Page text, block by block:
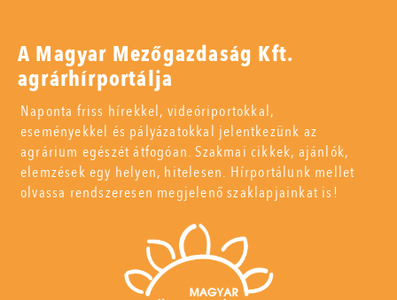
A Magyar Mezőgazdaság Kft.
agrárhírportálja
Naponta friss hírekkel, videóriportokkal,
eseményekkel és pályázatokkal jelentkezünk az
agrárium egészét átfogóan. Szakmai cikkek, ajánlók,
elemzések egy helyen, hitelesen. Hírportálunk mellet
olvassa rendszeresen megjelenő szaklapjainkat is!